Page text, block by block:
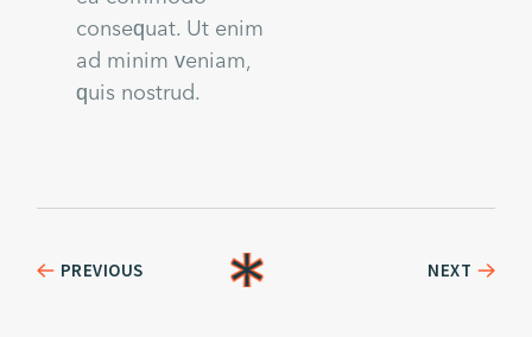
consequat. Ut enim
ad minim veniam,
quis nostrud.
PREVIOUS NEXT